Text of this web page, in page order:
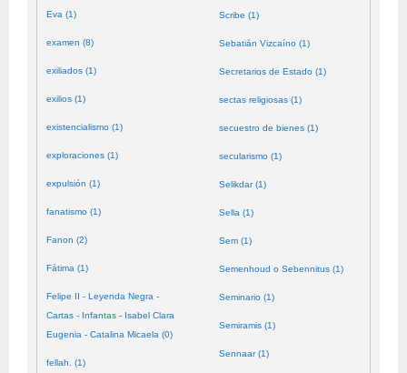
Eva (1)
examen (8)
exiliados (1)
exilios (1)
existencialismo (1)
exploraciones (1)
expulsión (1)
fanatismo (1)
Fanon (2)
Fátima (1)
Felipe II - Leyenda Negra -
Cartas - Infantas - Isabel Clara
Eugenia - Catalina Micaela (0)
fellah. (1)
Scribe (1)
Sebatián Vizcaíno (1)
Secretarios de Estado (1)
sectas religiosas (1)
secuestro de bienes (1)
secularismo (1)
Selikdar (1)
Sella (1)
Sem (1)
Semenhoud o Sebennitus (1)
Seminario (1)
Semiramis (1)
Sennaar (1)